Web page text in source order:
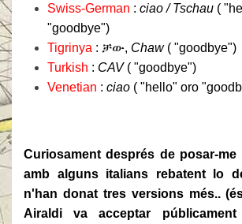
Swiss-German : ciao / Tschau (
"goodbye")
Tigrinya : ቻው, Chaw( "goodbye")
Turkish : CAV( "goodbye")
Venetian : ciao ( "hello" oro
Curiosament després de posar-me
amb alguns italians rebatent lo
n'han donat tres versions més..
Airaldi va acceptar